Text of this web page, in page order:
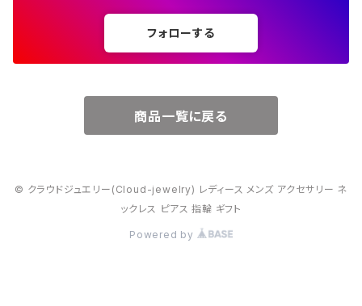
フォローする
商品一覧に戻る
© クラウドジュエリー(Cloud-jewelry) レディース メンズ アクセサリー ネ
ックレス ピアス 指輪 ギフト
Powered by